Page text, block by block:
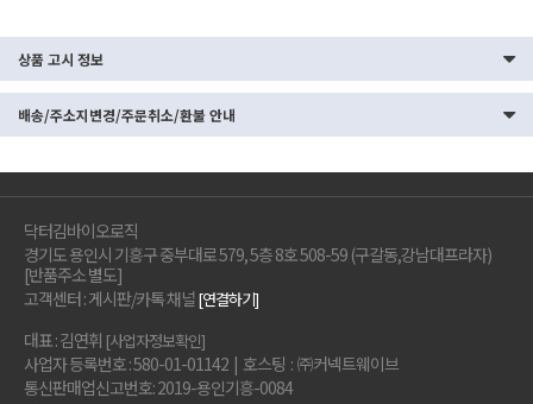
상품 고시 정보
배송/주소지변경/주문취소/환불 안내
닥터김바이오로직
경기도 용인시 기흥구 중부대로 579, 5층 8호 508-59 (구갈동,강남대프라자)
[반품주소 별도]
고객센터 : 게시판/카톡 채널[연결하기]
대표 : 김연휘 [사업자정보확인]
사업자 등록번호 : 580-01-01142 | 호스팅 : ㈜커넥트웨이브
통신판매업신고번호: 2019-용인기흥-0084